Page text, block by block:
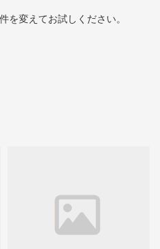
を変えてお試しください。